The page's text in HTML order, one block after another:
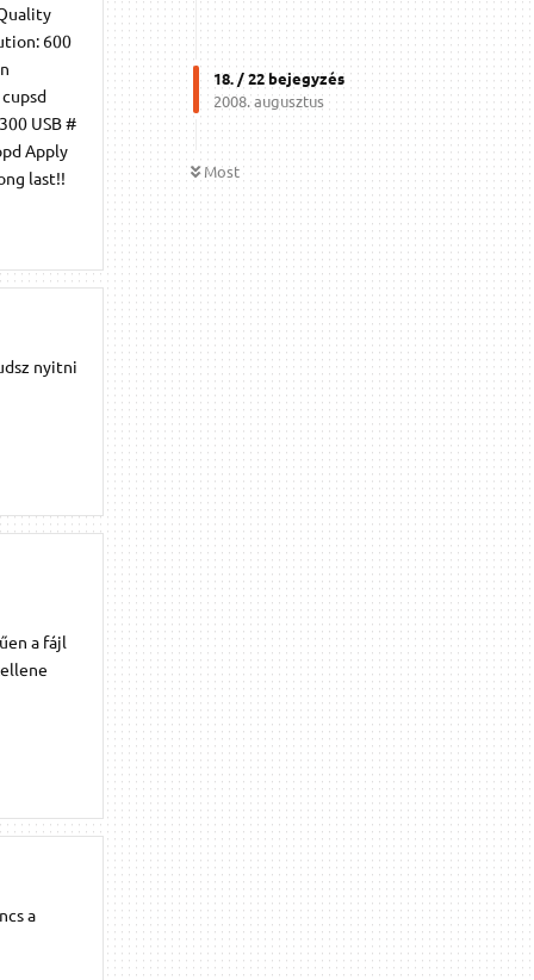
18. /22bejegyzés
2008. augusztus
Most
600
USB #
Apply
last!!
nyitni
a fájl
a